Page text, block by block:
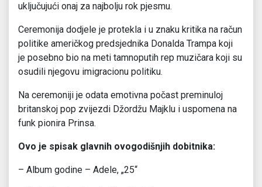
uključujući onaj za najbolju rok pjesmu.
Ceremonija dodjele je protekla i u znaku kritika na račun
politike američkog predsjednika Donalda Trampa koji
je posebno bio na meti tamnoputih rep muzičara koji su
osudili njegovu imigracionu politiku.
Na ceremoniji je odata emotivna počast preminuloj
britanskoj pop zvijezdi Džordžu Majklu i uspomena na
funk pionira Prinsa.
Ovo je spisak glavnih ovogodišnjih dobitnika:
– Album godine – Adele, „25“